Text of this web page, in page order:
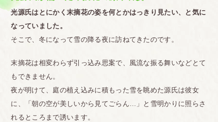
光源氏はとにかく末摘花の姿を何とかはっきり見たい、と気に
なっていました。
そこで、冬になって雪の降る夜に訪ねてきたのです。
末摘花は相変わらず引っ込み思案で、風流な振る舞いなどとて
もできません。
夜が明けて、庭の植え込みに積もった雪を眺めた源氏は彼女
に、「朝の空が美しいから見てごらん…」と雪明かりに照らさ
れるところまで誘います。